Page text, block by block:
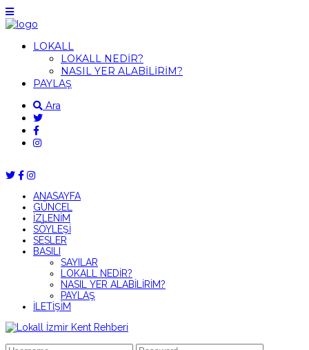
LOKALL
LOKALL NEDİR?
NASIL YER ALABİLİRİM?
PAYLAŞ
Ara
ANASAYFA
GÜNCEL
İZLENİM
SÖYLEŞİ
SESLER
BASILI
SAYILAR
LOKALL NEDİR?
NASIL YER ALABİLİRİM?
PAYLAŞ
İLETİŞİM